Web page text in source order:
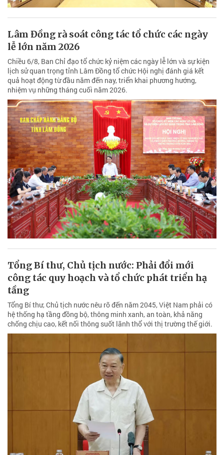
Lâm Đồng rà soát công tác tổ chức các ngày
lễ lớn năm 2026
Chiều 6/8, Ban Chỉ đạo tổ chức kỷ niệm các ngày lễ lớn và sự kiện
lịch sử quan trọng tỉnh Lâm Đồng tổ chức Hội nghị đánh giá kết
quả hoạt động từ đầu năm đến nay, triển khai phương hướng,
nhiệm vụ những tháng cuối năm 2026.
Tổng Bí thư, Chủ tịch nước: Phải đổi mới
công tác quy hoạch và tổ chức phát triển hạ
tầng
Tổng Bí thư, Chủ tịch nước nêu rõ đến năm 2045, Việt Nam phải có
hệ thống hạ tầng đồng bộ, thông minh xanh, an toàn, khả năng
chống chịu cao, kết nối thông suốt lãnh thổ với thị trường thế giới.